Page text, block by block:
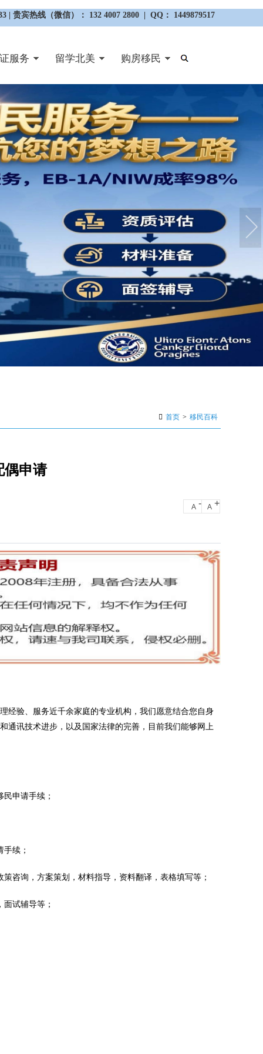
| 贵宾热线（微信）： 132 4007 2800 | QQ： 1449879517
服务 留学北美 购房移民
首页 > 移民百科
偶申请
A - A +
经验、服务近千余家庭的专业机构，我们愿意结合您自身
通讯技术进步，以及国家法律的完善，目前我们能够网上
申请手续；
续；
咨询，方案策划，材料指导，资料翻译，表格填写等；
试辅导等；